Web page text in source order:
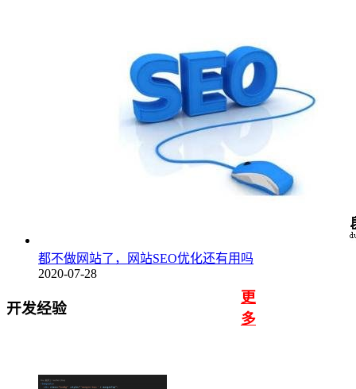
都不做网站了，网站SEO优化还有用吗
2020-07-28
开发经验
更
多